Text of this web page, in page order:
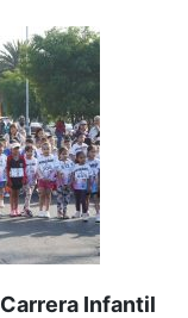
Carrera Infantil